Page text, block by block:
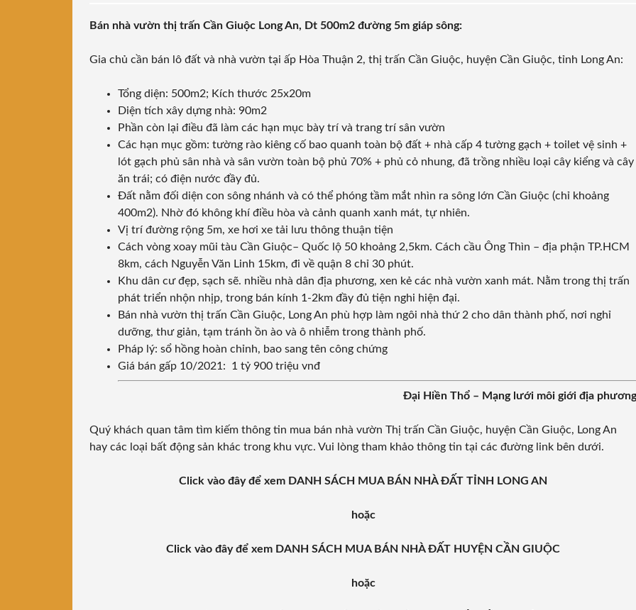
Bán nhà vườn thị trấn Cần Giuộc Long An, Dt 500m2 đường 5m giáp sông:
Gia chủ cần bán lô đất và nhà vườn tại ấp Hòa Thuận 2, thị trấn Cần Giuộc, huyện Cần Giuộc, tỉnh Long An:
Tổng diện: 500m2; Kích thước 25x20m
Diện tích xây dựng nhà: 90m2
Phần còn lại điều đã làm các hạn mục bày trí và trang trí sân vườn
Các hạn mục gồm: tường rào kiêng cố bao quanh toàn bộ đất + nhà cấp 4 tường gạch + toilet vệ sinh +
lót gạch phủ sân nhà và sân vườn toàn bộ phủ 70% + phủ cỏ nhung, đã trồng nhiều loại cây kiểng và cây
ăn trái; có điện nước đầy đủ.
Đất nằm đối diện con sông nhánh và có thể phóng tầm mắt nhìn ra sông lớn Cần Giuộc (chỉ khoảng
400m2). Nhờ đó không khí điều hòa và cảnh quanh xanh mát, tự nhiên.
Vị trí đường rộng 5m, xe hơi xe tải lưu thông thuận tiện
Cách vòng xoay mũi tàu Cần Giuộc– Quốc lộ 50 khoảng 2,5km. Cách cầu Ông Thìn – địa phận TP.HCM
8km, cách Nguyễn Văn Linh 15km, đi về quận 8 chỉ 30 phút.
Khu dân cư đẹp, sạch sẽ. nhiều nhà dân địa phương, xen kẻ các nhà vườn xanh mát. Nằm trong thị trấn
phát triển nhộn nhịp, trong bán kính 1-2km đầy đủ tiện nghi hiện đại.
Bán nhà vườn thị trấn Cần Giuộc, Long An phù hợp làm ngôi nhà thứ 2 cho dân thành phố, nơi nghỉ
dưỡng, thư giản, tạm tránh ồn ào và ô nhiễm trong thành phố.
Pháp lý: sổ hồng hoàn chỉnh, bao sang tên công chứng
Giá bán gấp 10/2021: 1 tỷ 900 triệu vnđ
Đại Hiền Thổ – Mạng lưới môi giới địa phương
Quý khách quan tâm tìm kiếm thông tin mua bán nhà vườn Thị trấn Cần Giuộc, huyện Cần Giuộc, Long An
hay các loại bất động sản khác trong khu vực. Vui lòng tham khảo thông tin tại các đường link bên dưới.
Click vào đây để xem DANH SÁCH MUA BÁN NHÀ ĐẤT TỈNH LONG AN
hoặc
Click vào đây để xem DANH SÁCH MUA BÁN NHÀ ĐẤT HUYỆN CẦN GIUỘC
hoặc